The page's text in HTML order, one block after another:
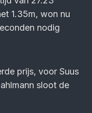
1.35m, won nu
nodig
prijs, voor Suus
sloot de